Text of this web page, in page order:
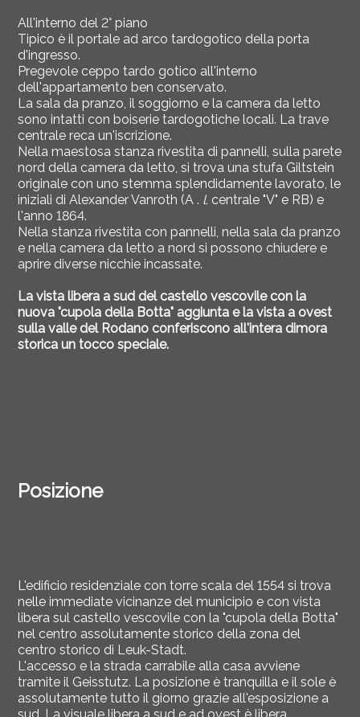
All'interno del 2° piano
Tipico è il portale ad arco tardogotico della porta
d'ingresso.
Pregevole ceppo tardo gotico all'interno
dell'appartamento ben conservato.
La sala da pranzo, il soggiorno e la camera da letto
sono intatti con boiserie tardogotiche locali. La trave
centrale reca un'iscrizione.
Nella maestosa stanza rivestita di pannelli, sulla parete
nord della camera da letto, si trova una stufa Giltstein
originale con uno stemma splendidamente lavorato, le
iniziali di Alexander Vanroth (A . l. centrale "V" e RB) e
l'anno 1864.
Nella stanza rivestita con pannelli, nella sala da pranzo
e nella camera da letto a nord si possono chiudere e
aprire diverse nicchie incassate.
La vista libera a sud del castello vescovile con la
nuova "cupola della Botta" aggiunta e la vista a ovest
sulla valle del Rodano conferiscono all'intera dimora
storica un tocco speciale.
Posizione
L'edificio residenziale con torre scala del 1554 si trova
nelle immediate vicinanze del municipio e con vista
libera sul castello vescovile con la "cupola della Botta"
nel centro assolutamente storico della zona del
centro storico di Leuk-Stadt.
L'accesso e la strada carrabile alla casa avviene
tramite il Geisstutz. La posizione è tranquilla e il sole è
assolutamente tutto il giorno grazie all'esposizione a